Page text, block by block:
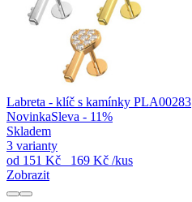
Labreta - klíč s kamínky PLA00283
NovinkaSleva - 11%
Skladem
3 varianty
od 151 Kč 169 Kč /kus
Zobrazit